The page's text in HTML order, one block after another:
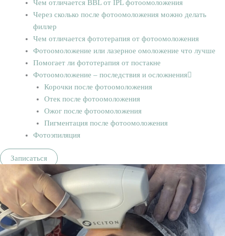
Чем отличается BBL от IPL фотоомоложения
Через сколько после фотоомоложения можно делать
филлер
Чем отличается фототерапия от фотоомоложения
Фотоомоложение или лазерное омоложение что лучше
Помогает ли фототерапия от постакне
Фотоомоложение – последствия и осложнения
Корочки после фотоомоложения
Отек после фотоомоложения
Ожог после фотоомоложения
Пигментация после фотоомоложения
Фотоэпиляция
Записаться